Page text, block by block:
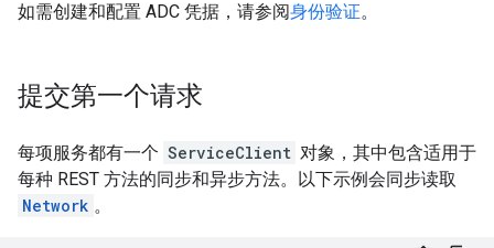
如需创建和配置 ADC 凭据，请参阅身份验证。
提交第一个请求
每项服务都有一个 ServiceClient 对象，其中包含适用于
每种 REST 方法的同步和异步方法。以下示例会同步读取
Network 。